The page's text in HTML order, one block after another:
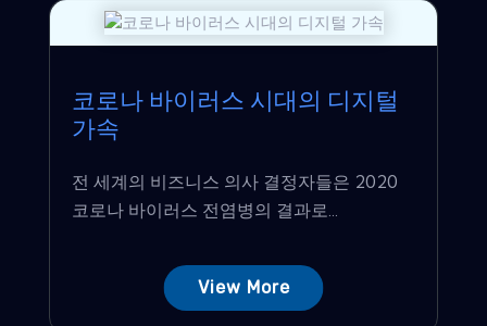
코로나 바이러스 시대의 디지털
가속
전 세계의 비즈니스 의사 결정자들은 2020
코로나 바이러스 전염병의 결과로...
View More